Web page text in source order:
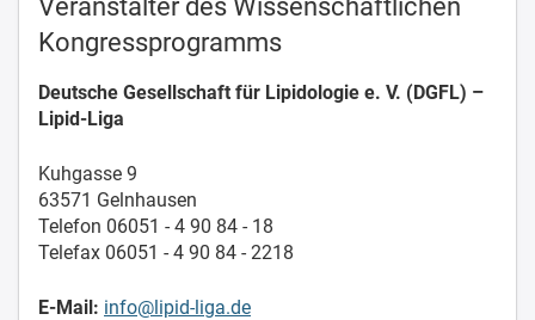
Veranstalter des Wissenschaftlichen
Kongressprogramms
Deutsche Gesellschaft für Lipidologie e. V. (DGFL) –
Lipid-Liga
Kuhgasse 9
63571 Gelnhausen
Telefon 06051 - 4 90 84 - 18
Telefax 06051 - 4 90 84 - 2218
E-Mail: info@lipid-liga.de